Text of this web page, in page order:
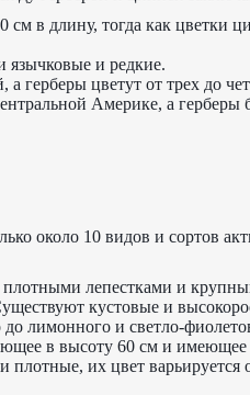
в длину, тогда как цветки
язычковые и редкие.
герберы цветут от трех до
Америке, а
около 10 видов и сортов
плотными лепестками и
кустовые и
лимонного и светло-
в высоту 60 см и
их цвет варьируется